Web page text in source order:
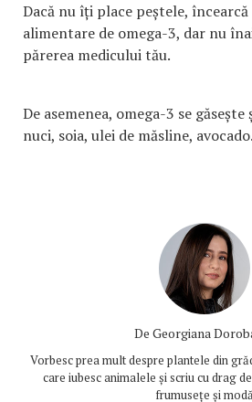
Dacă nu îți place peștele,
alimentare de omega-3, dar nu
părerea medicului tău.
De asemenea, omega-3 se
nuci, soia, ulei de măsline, avocado.
De Georgiana
Vorbesc prea mult despre plantele din
care iubesc animalele și scriu cu drag
frumusețe și modă